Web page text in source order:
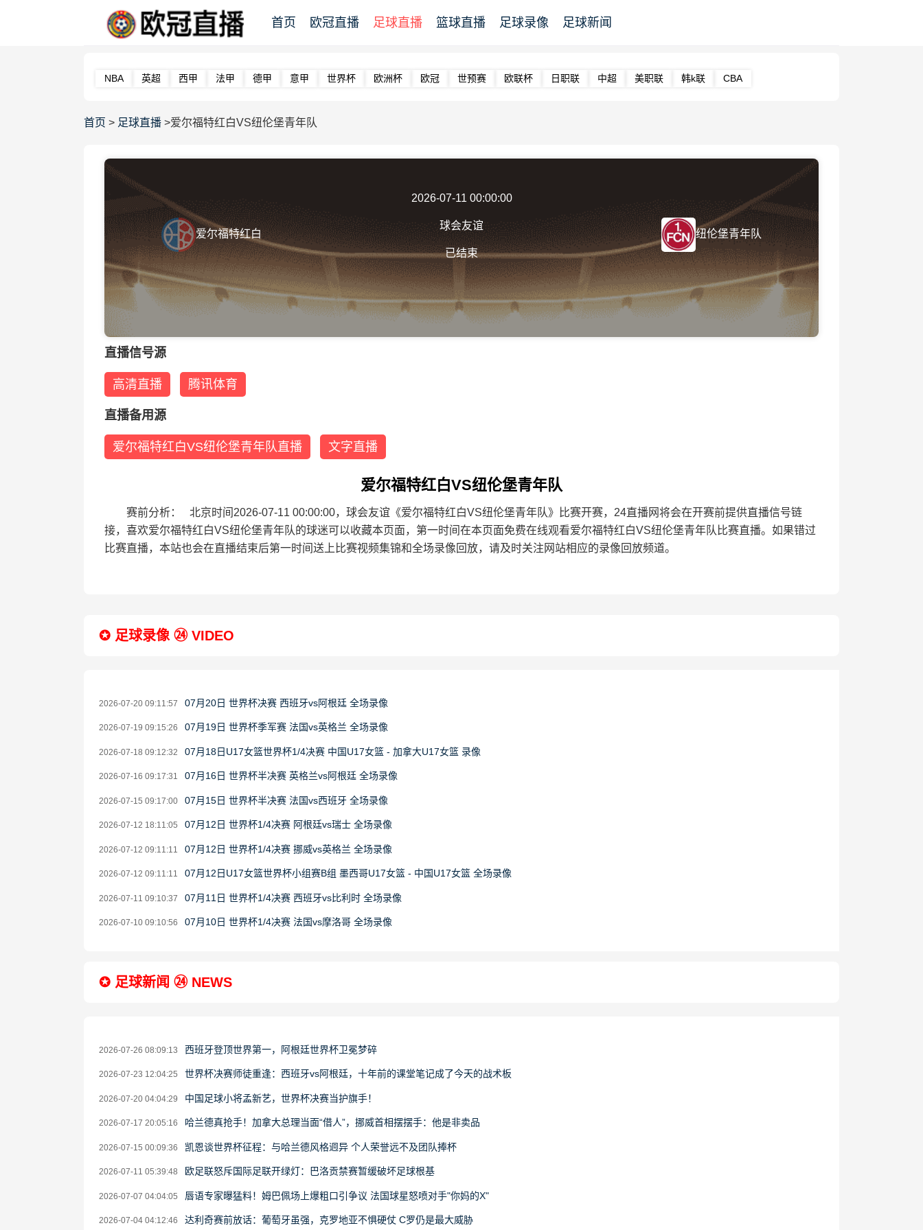
首页 欧冠直播 足球直播 篮球直播 足球录像 足球新闻
NBA 英超 西甲 法甲 德甲 意甲 世界杯 欧洲杯 欧冠 世预赛 欧联杯 日职联 中超 美职联 韩k联 CBA
首页 > 足球直播 >爱尔福特红白VS纽伦堡青年队
爱尔福特红白
2026-07-11 00:00:00
球会友谊
已结束
纽伦堡青年队
直播信号源
高清直播 腾讯体育
直播备用源
爱尔福特红白VS纽伦堡青年队直播 文字直播
爱尔福特红白VS纽伦堡青年队
赛前分析： 北京时间2026-07-11 00:00:00，球会友谊《爱尔福特红白VS纽伦堡青年队》比赛开赛，24直播网将会在开赛前提供直播信号链
接，喜欢爱尔福特红白VS纽伦堡青年队的球迷可以收藏本页面，第一时间在本页面免费在线观看爱尔福特红白VS纽伦堡青年队比赛直播。如果错过
比赛直播，本站也会在直播结束后第一时间送上比赛视频集锦和全场录像回放，请及时关注网站相应的录像回放频道。
✪ 足球录像 ㉔ VIDEO
2026-07-20 09:11:57 07月20日 世界杯决赛 西班牙vs阿根廷 全场录像
2026-07-19 09:15:26 07月19日 世界杯季军赛 法国vs英格兰 全场录像
2026-07-18 09:12:32 07月18日U17女篮世界杯1/4决赛 中国U17女篮 - 加拿大U17女篮 录像
2026-07-16 09:17:31 07月16日 世界杯半决赛 英格兰vs阿根廷 全场录像
2026-07-15 09:17:00 07月15日 世界杯半决赛 法国vs西班牙 全场录像
2026-07-12 18:11:05 07月12日 世界杯1/4决赛 阿根廷vs瑞士 全场录像
2026-07-12 09:11:11 07月12日 世界杯1/4决赛 挪威vs英格兰 全场录像
2026-07-12 09:11:11 07月12日U17女篮世界杯小组赛B组 墨西哥U17女篮 - 中国U17女篮 全场录像
2026-07-11 09:10:37 07月11日 世界杯1/4决赛 西班牙vs比利时 全场录像
2026-07-10 09:10:56 07月10日 世界杯1/4决赛 法国vs摩洛哥 全场录像
✪ 足球新闻 ㉔ NEWS
2026-07-26 08:09:13 西班牙登顶世界第一，阿根廷世界杯卫冕梦碎
2026-07-23 12:04:25 世界杯决赛师徒重逢：西班牙vs阿根廷，十年前的课堂笔记成了今天的战术板
2026-07-20 04:04:29 中国足球小将孟新艺，世界杯决赛当护旗手！
2026-07-17 20:05:16 哈兰德真抢手！加拿大总理当面“借人”，挪威首相摆摆手：他是非卖品
2026-07-15 00:09:36 凯恩谈世界杯征程：与哈兰德风格迥异 个人荣誉远不及团队捧杯
2026-07-11 05:39:48 欧足联怒斥国际足联开绿灯：巴洛贡禁赛暂缓破坏足球根基
2026-07-07 04:04:05 唇语专家曝猛料！姆巴佩场上爆粗口引争议 法国球星怒喷对手"你妈的X"
2026-07-04 04:12:46 达利奇赛前放话：葡萄牙虽强，克罗地亚不惧硬仗 C罗仍是最大威胁